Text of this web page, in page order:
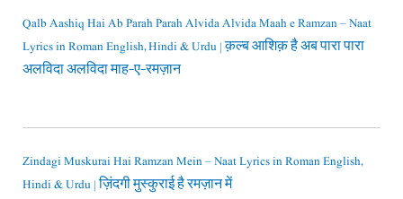
Qalb Aashiq Hai Ab Parah Parah Alvida Alvida Maah e Ramzan – Naat
Lyrics in Roman English, Hindi & Urdu | क़ल्ब आशिक़ है अब पारा पारा
अलविदा अलविदा माह-ए-रमज़ान
Zindagi Muskurai Hai Ramzan Mein – Naat Lyrics in Roman English,
Hindi & Urdu | ज़िंदगी मुस्कुराई है रमज़ान में